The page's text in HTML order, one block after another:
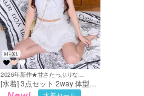
[水着] 3点セット 2way 体型カ
バー ビスチェ タンキニ リボ